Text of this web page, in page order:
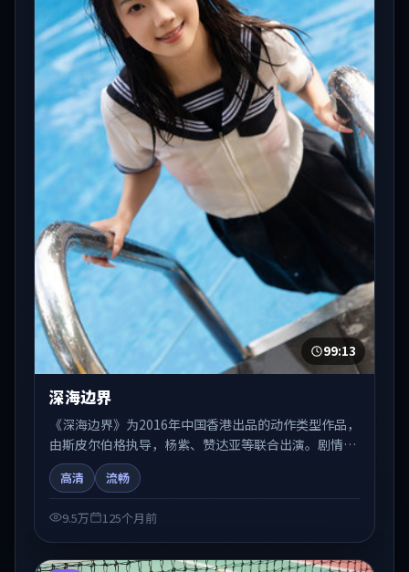
99:13
深海边界
《深海边界》为2016年中国香港出品的动作类型作品，
由斯皮尔伯格执导，杨紫、赞达亚等联合出演。剧情在
人物弧光与节奏推进中展开，兼具叙事张力与视听质
感。适合关注国产在线观看、热播国产剧与院线佳片的
高清 流畅
9.5万 125个月前